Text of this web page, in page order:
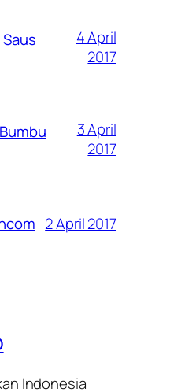
4 April
2017
3 April
2017
2 April 2017
Indonesia